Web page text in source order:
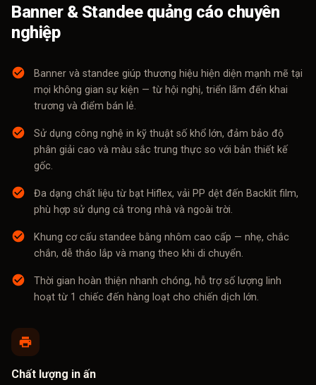
Banner & Standee quảng cáo chuyên
nghiệp
Banner và standee giúp thương hiệu hiện diện mạnh mẽ tại
mọi không gian sự kiện — từ hội nghị, triển lãm đến khai
trương và điểm bán lẻ.
Sử dụng công nghệ in kỹ thuật số khổ lớn, đảm bảo độ
phân giải cao và màu sắc trung thực so với bản thiết kế
gốc.
Đa dạng chất liệu từ bạt Hiflex, vải PP dệt đến Backlit film,
phù hợp sử dụng cả trong nhà và ngoài trời.
Khung cơ cấu standee bằng nhôm cao cấp — nhẹ, chắc
chắn, dễ tháo lắp và mang theo khi di chuyển.
Thời gian hoàn thiện nhanh chóng, hỗ trợ số lượng linh
hoạt từ 1 chiếc đến hàng loạt cho chiến dịch lớn.
Chất lượng in ấn